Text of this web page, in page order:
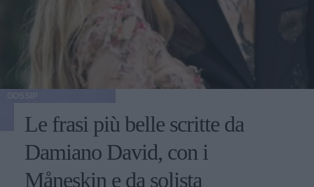
Le frasi più belle scritte da
Damiano David, con i
Måneskin e da solista